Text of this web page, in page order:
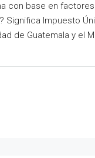
con base en
Significa Impuesto
de Guatemala y el